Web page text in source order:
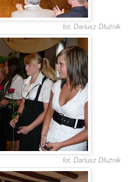
fot. Dariusz Dłużnik
fot. Dariusz Dłużnik